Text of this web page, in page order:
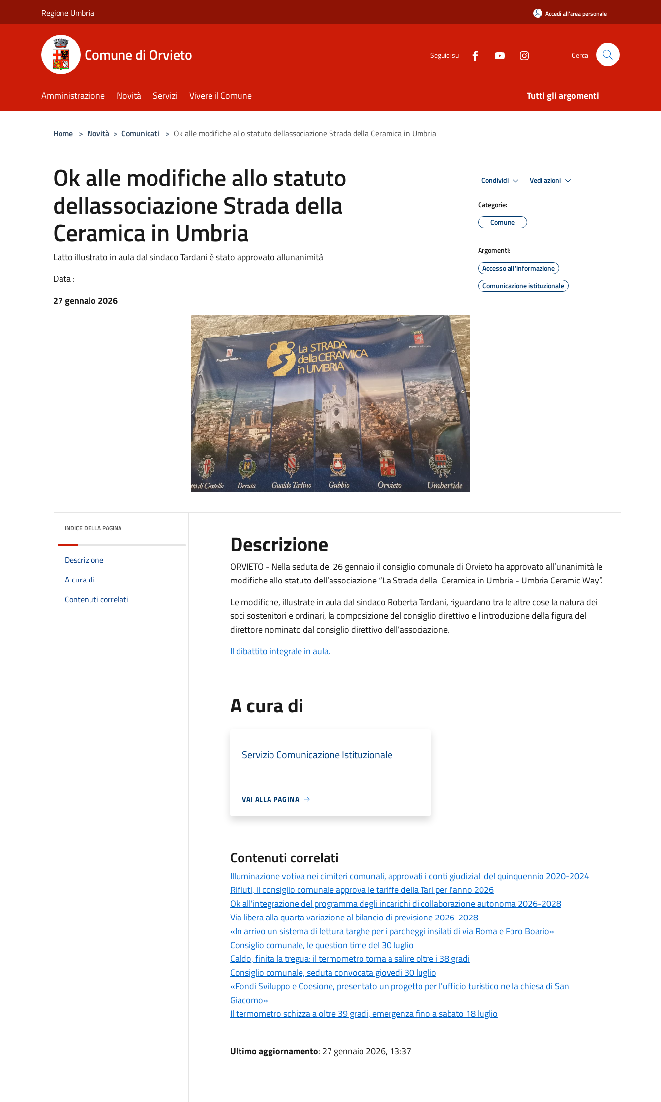
Regione Umbria Accedi all'area personale
Comune di Orvieto Seguici su Cerca
Amministrazione Novità Servizi Vivere il Comune Tutti gli argomenti
Home > Novità > Comunicati > Ok alle modifiche allo statuto dellassociazione Strada della Ceramica in Umbria
Ok alle modifiche allo statuto
dellassociazione Strada della
Ceramica in Umbria
Latto illustrato in aula dal sindaco Tardani è stato approvato allunanimità
Data :
27 gennaio 2026
Condividi Vedi azioni
Categorie:
Comune
Argomenti:
Accesso all'informazione
Comunicazione istituzionale
INDICE DELLA PAGINA
Descrizione
A cura di
Contenuti correlati
Descrizione
ORVIETO - Nella seduta del 26 gennaio il consiglio comunale di Orvieto ha approvato all’unanimità le
modifiche allo statuto dell’associazione “La Strada della Ceramica in Umbria - Umbria Ceramic Way”.
Le modifiche, illustrate in aula dal sindaco Roberta Tardani, riguardano tra le altre cose la natura dei
soci sostenitori e ordinari, la composizione del consiglio direttivo e l’introduzione della figura del
direttore nominato dal consiglio direttivo dell’associazione.
Il dibattito integrale in aula.
A cura di
Servizio Comunicazione Istituzionale
VAI ALLA PAGINA
Contenuti correlati
Illuminazione votiva nei cimiteri comunali, approvati i conti giudiziali del quinquennio 2020-2024
Rifiuti, il consiglio comunale approva le tariffe della Tari per l'anno 2026
Ok all'integrazione del programma degli incarichi di collaborazione autonoma 2026-2028
Via libera alla quarta variazione al bilancio di previsione 2026-2028
«In arrivo un sistema di lettura targhe per i parcheggi insilati di via Roma e Foro Boario»
Consiglio comunale, le question time del 30 luglio
Caldo, finita la tregua: il termometro torna a salire oltre i 38 gradi
Consiglio comunale, seduta convocata giovedi 30 luglio
«Fondi Sviluppo e Coesione, presentato un progetto per l'ufficio turistico nella chiesa di San
Giacomo»
Il termometro schizza a oltre 39 gradi, emergenza fino a sabato 18 luglio
Ultimo aggiornamento: 27 gennaio 2026, 13:37